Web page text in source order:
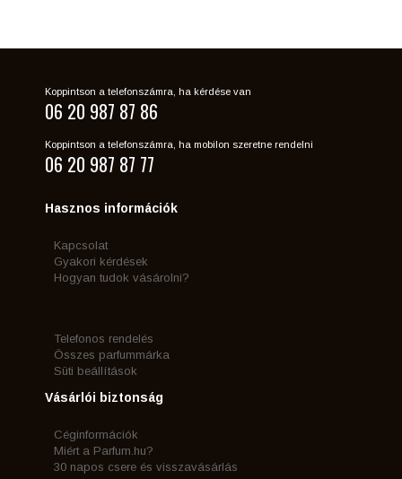
Koppintson a telefonszámra, ha kérdése van
06 20 987 87 86
Koppintson a telefonszámra, ha mobilon szeretne rendelni
06 20 987 87 77
Hasznos információk
Kapcsolat
Gyakori kérdések
Hogyan tudok vásárolni?
Telefonos rendelés
Összes parfummárka
Süti beállítások
Vásárlói biztonság
Céginformációk
Miért a Parfum.hu?
30 napos csere és visszavásárlás